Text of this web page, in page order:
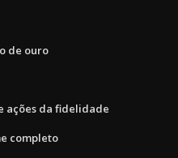
de ouro
ações da fidelidade
completo